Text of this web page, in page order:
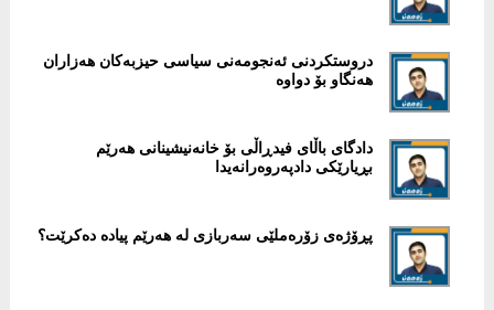
دروستكردنی ئەنجومەنی سیاسی حیزبەكان هەزاران
هەنگاو بۆ دواوە
دادگای باڵای فیدڕاڵی بۆ خانەنیشینانی هەرێم
بڕیارێكی دادپەروەرانەیدا
پڕۆژەى زۆرەملێى سەربازى لە هەرێم پیادە دەکرێت؟